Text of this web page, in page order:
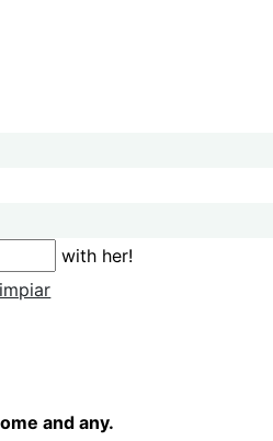
with her!
and any.